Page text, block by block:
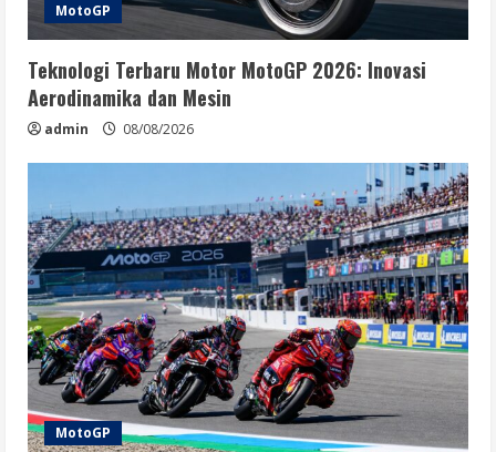
MotoGP
Teknologi Terbaru Motor MotoGP 2026: Inovasi
Aerodinamika dan Mesin
admin 08/08/2026
MotoGP